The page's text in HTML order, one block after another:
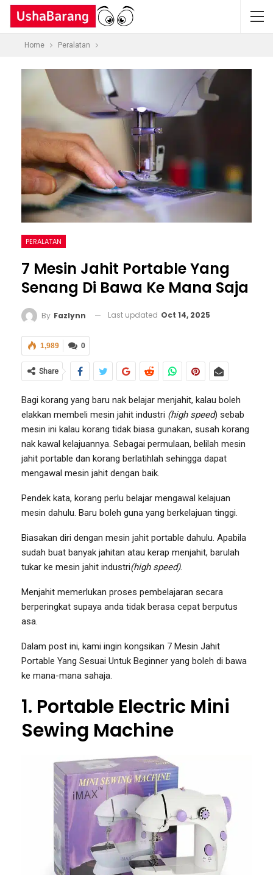
Home Peralatan
PERALATAN
7 Mesin Jahit Portable Yang
Senang Di Bawa Ke Mana Saja
By Fazlynn Last updated Oct 14, 2025
0
1,989
Share
Bagi korang yang baru nak belajar menjahit, kalau boleh
elakkan membeli mesin jahit industri (high speed) sebab
mesin ini kalau korang tidak biasa gunakan, susah korang
nak kawal kelajuannya. Sebagai permulaan, belilah mesin
jahit portable dan korang berlatihlah sehingga dapat
mengawal mesin jahit dengan baik.
Pendek kata, korang perlu belajar mengawal kelajuan
mesin dahulu. Baru boleh guna yang berkelajuan tinggi.
Biasakan diri dengan mesin jahit portable dahulu. Apabila
sudah buat banyak jahitan atau kerap menjahit, barulah
tukar ke mesin jahit industri(high speed).
Menjahit memerlukan proses pembelajaran secara
berperingkat supaya anda tidak berasa cepat berputus
asa.
Dalam post ini, kami ingin kongsikan 7 Mesin Jahit
Portable Yang Sesuai Untuk Beginner yang boleh di bawa
ke mana-mana sahaja.
1. Portable Electric Mini
Sewing Machine